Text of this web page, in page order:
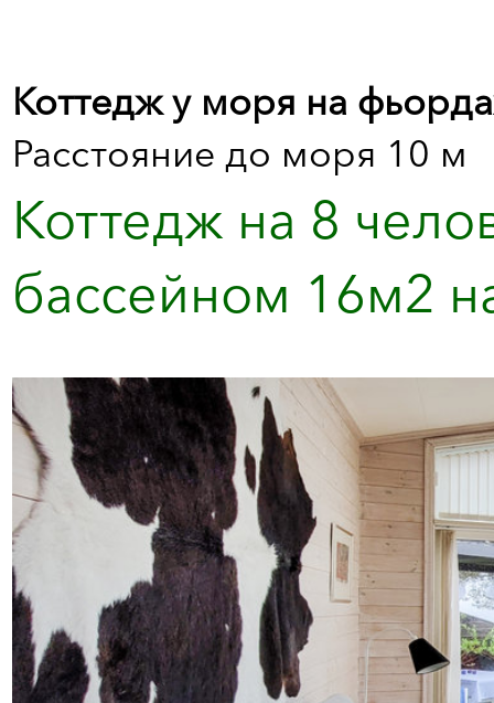
Коттедж у моря на
Расстояние до моря 10 м
Коттедж на 8
бассейном 16м2